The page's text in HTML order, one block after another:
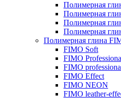
Полимерная
Полимерная
Полимерная
Полимерная
Полимерная глина
FIMO Soft
FIMO
FIMO
FIMO Effect
FIMO NEON
FIMO leather-